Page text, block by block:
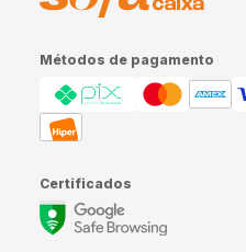
Métodos de pagamento
Certificados